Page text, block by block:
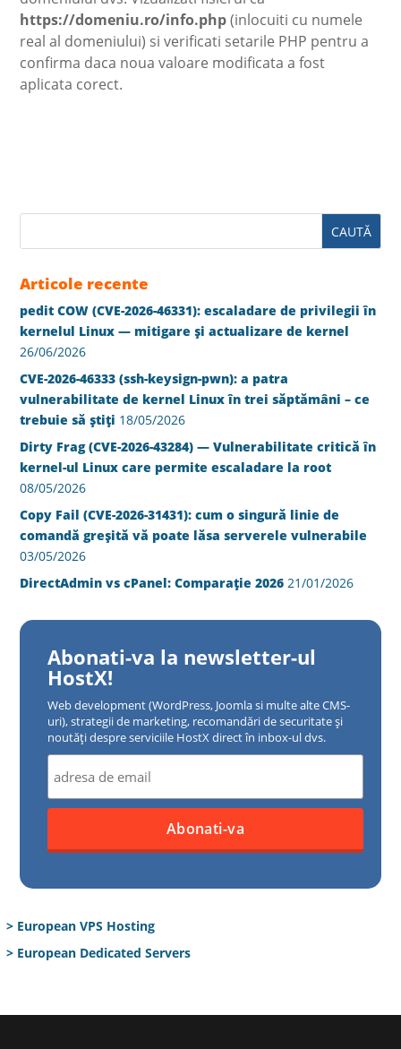
https://domeniu.ro/info.php(inlocuiti cu numele
real al domeniului) si verificati setarile PHP pentru a
confirma daca noua valoare modificata a fost
aplicata corect.
Articole recente
pedit COW (CVE-2026-46331): escaladare de privilegii în
kernelul Linux — mitigare și actualizare de kernel
26/06/2026
CVE-2026-46333 (ssh-keysign-pwn): a patra
vulnerabilitate de kernel Linux în trei săptămâni – ce
trebuie să știți 18/05/2026
Dirty Frag (CVE-2026-43284) — Vulnerabilitate critică în
kernel-ul Linux care permite escaladare la root
08/05/2026
Copy Fail (CVE-2026-31431): cum o singură linie de
comandă greșită vă poate lăsa serverele vulnerabile
03/05/2026
DirectAdmin vs cPanel: Comparație 2026 21/01/2026
Abonati-va la newsletter-ul
HostX!
Web development (WordPress, Joomla si multe alte CMS-
uri), strategii de marketing, recomandări de securitate și
noutăți despre serviciile HostX direct în inbox-ul dvs.
> European VPS Hosting
> European Dedicated Servers